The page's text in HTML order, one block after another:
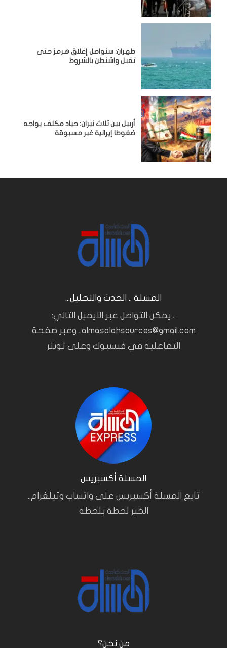
طهران: سنواصل إغلاق هرمز حتى
تقبل واشنطن بالشروط
أربيل بين ثلاث نيران: حياد مكلف يواجه
ضغوطا إيرانية غير مسبوقة
المسلة .. الحدث والتحليل...
.. يمكن التواصل عبر الايميل التالي:
almasalahsources@gmail.com.. وعبر صفحة
التفاعلية في فيسبوك وعلى تويتر
المسلة أكسبريس
تابع المسلة أكسبريس على واتساب وتيلغرام..
الخبر لحظة بلحظة
من نحن؟